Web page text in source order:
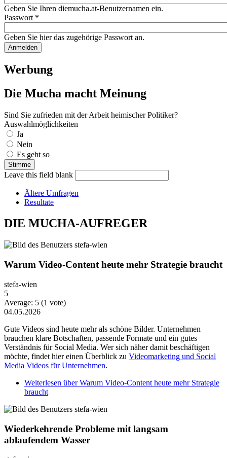
Geben Sie Ihren diemucha.at-Benutzernamen ein.
Passwort *
Geben Sie hier das zugehörige Passwort an.
Werbung
Die Mucha macht Meinung
Sind Sie zufrieden mit der Arbeit heimischer Politiker?
Auswahlmöglichkeiten
Ja
Nein
Es geht so
Leave this field blank
Ältere Umfragen
Resultate
DIE MUCHA-AUFREGER
Warum Video-Content heute mehr Strategie braucht
stefa-wien
5
Average: 5 (1 vote)
04.05.2026
Gute Videos sind heute mehr als schöne Bilder. Unternehmen
brauchen klare Botschaften, passende Formate und ein gutes
Verständnis für Social Media. Wer sich näher damit beschäftigen
möchte, findet hier einen Überblick zu Videomarketing und Social
Media Videos für Unternehmen.
Weiterlesen über Warum Video-Content heute mehr Strategie
braucht
Wiederkehrende Probleme mit langsam
ablaufendem Wasser